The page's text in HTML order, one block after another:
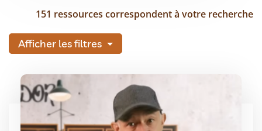
151 ressources correspondent à votre recherche
Afficher les filtres